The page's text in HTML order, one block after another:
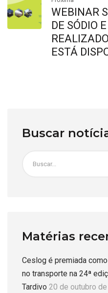
WEBINAR
DE SÓDIO
ESTÁ
Buscar
Matérias
Ceslog é premiada
no transporte na 24ª
Tardivo 20 de outubro